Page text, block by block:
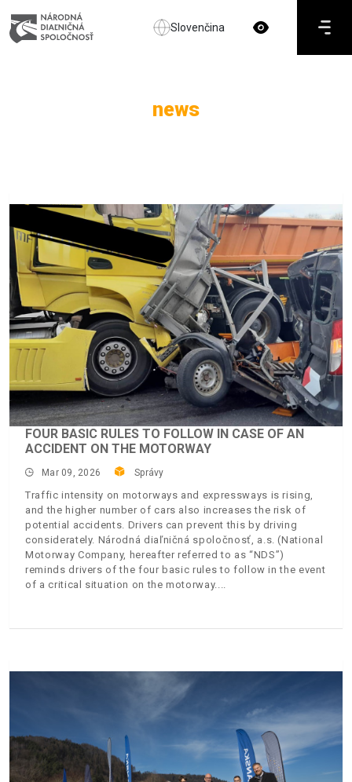
Slovenčina
news
FOUR BASIC RULES TO FOLLOW IN CASE OF AN
ACCIDENT ON THE MOTORWAY
Mar 09, 2026 Správy
Traffic intensity on motorways and expressways is rising,
and the higher number of cars also increases the risk of
potential accidents. Drivers can prevent this by driving
considerately. Národná diaľničná spoločnosť, a.s. (National
Motorway Company, hereafter referred to as “NDS”)
reminds drivers of the four basic rules to follow in the event
of a critical situation on the motorway.